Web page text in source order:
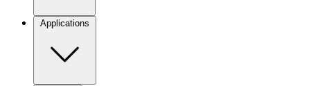
Applications